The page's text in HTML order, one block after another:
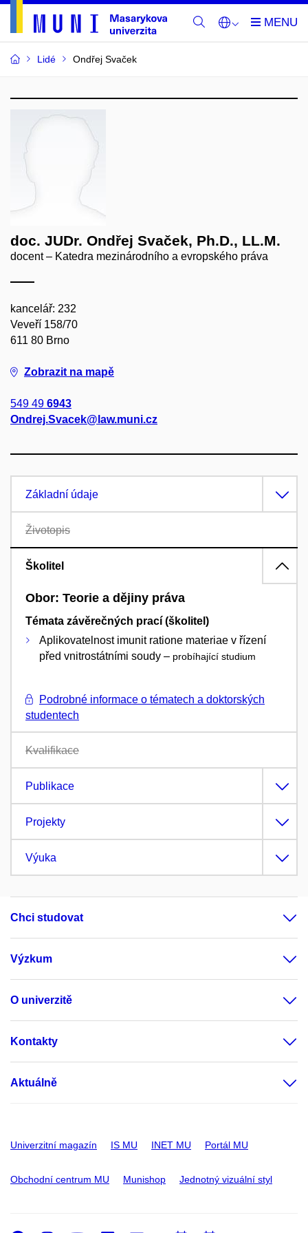
Lidé Ondřej Svaček
doc. JUDr. Ondřej Svaček, Ph.D., LL.M.
docent – Katedra mezinárodního a evropského práva
kancelář: 232
Veveří 158/70
611 80 Brno
Zobrazit na mapě
549 49 6943
Ondrej.Svacek@law.muni.cz
Základní údaje
Životopis
Školitel
Obor: Teorie a dějiny práva
Témata závěrečných prací (školitel)
Aplikovatelnost imunit ratione materiae v řízení
před vnitrostátními soudy – probíhající studium
Podrobné informace o tématech a doktorských
studentech
Kvalifikace
Publikace
Projekty
Výuka
Chci studovat
Výzkum
O univerzitě
Kontakty
Aktuálně
Univerzitní magazín IS MU INET MU Portál MU
Obchodní centrum MU Munishop Jednotný vizuální styl